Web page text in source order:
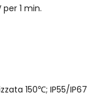
1 min.
150℃; IP55/IP67